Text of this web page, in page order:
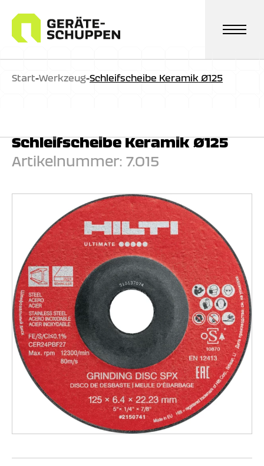
Inhalt
springen
Start-Werkzeug-Schleifscheibe Keramik Ø125
Schleifscheibe Keramik Ø125
Artikelnummer:7.015